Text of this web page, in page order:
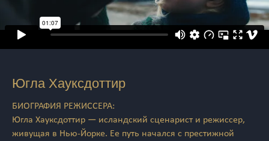
Югла Хауксдоттир
БИОГРАФИЯ РЕЖИССЕРА:
Югла Хауксдоттир — исландский сценарист и режиссер,
живущая в Нью-Йорке. Ее путь начался с престижной